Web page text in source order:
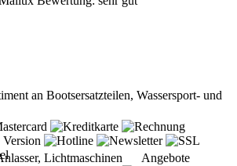
an Bootsersatzteilen, Wassersport- und
Lichtmaschinen Angebote